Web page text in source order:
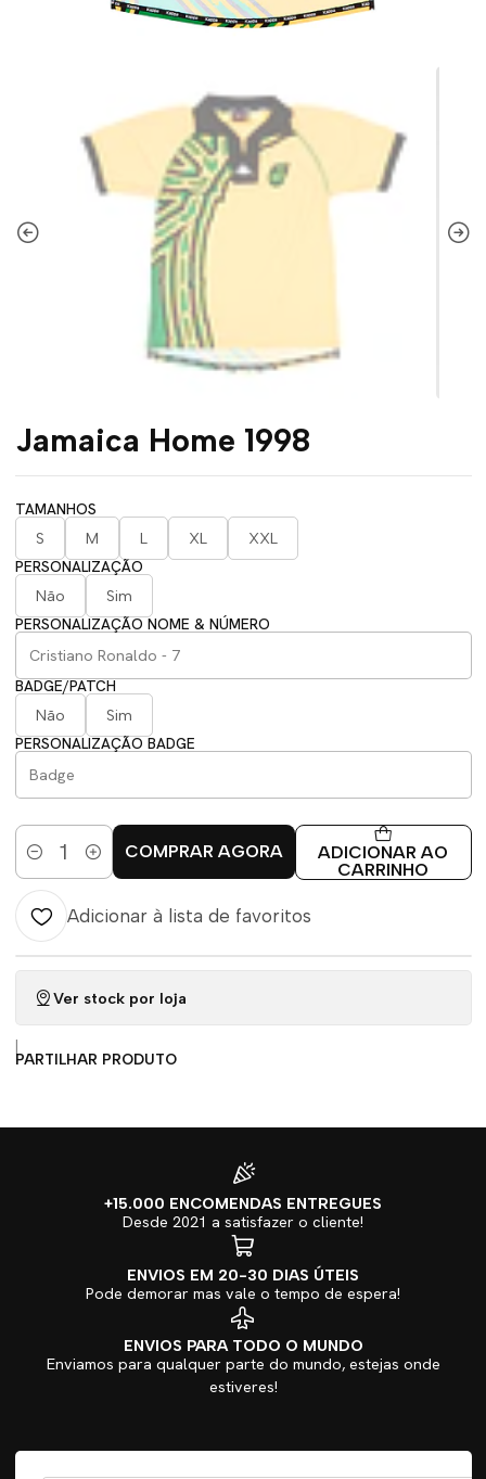
Jamaica Home 1998
TAMANHOS
S
M L XL
XXL
PERSONALIZAÇÃO
Não
Sim
PERSONALIZAÇÃO NOME & NÚMERO
BADGE/PATCH
Não
Sim
PERSONALIZAÇÃO BADGE
Quantidade
ADICIONAR AO
CARRINHO
COMPRAR AGORA
Adicionar à lista de favoritos
Ver stock por loja
|
PARTILHAR PRODUTO
+15.000 ENCOMENDAS ENTREGUES
Desde 2021 a satisfazer o cliente!
ENVIOS EM 20-30 DIAS ÚTEIS
Pode demorar mas vale o tempo de espera!
ENVIOS PARA TODO O MUNDO
Enviamos para qualquer parte do mundo, estejas onde
estiveres!